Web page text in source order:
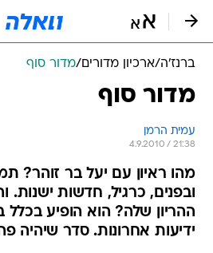
ברנז'ה/ארכיון מדורים/מדור סוף
מדור סוף
עמית הרמן
4.9.2010 / 21:38
מהו ראיון עם יעל בר זוהר?
ובפנים, כרגיל, חדשות
ההריון שלה? הוא הופיע
ידיעות אחרונות. סדר שיהיה